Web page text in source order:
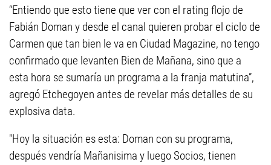
“Entiendo que esto tiene que ver con el rating flojo de
Fabián Doman y desde el canal quieren probar el ciclo de
Carmen que tan bien le va en Ciudad Magazine, no tengo
confirmado que levanten Bien de Mañana, sino que a
esta hora se sumaría un programa a la franja matutina”,
agregó Etchegoyen antes de revelar más detalles de su
explosiva data.
"Hoy la situación es esta: Doman con su programa,
después vendría Mañanisima y luego Socios, tienen